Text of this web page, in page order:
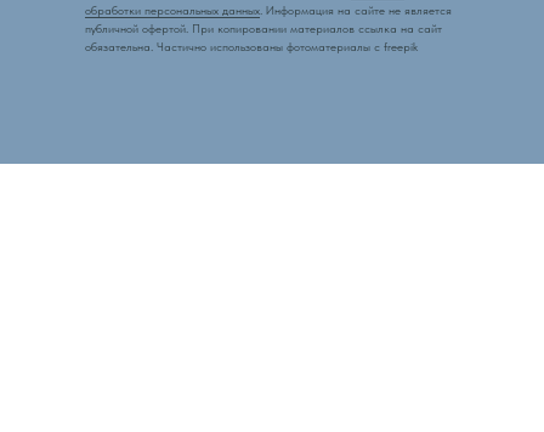
обработки персональных данных . Информация на сайте не является
публичной офертой. При копировании материалов ссылка на сайт
обязательна. Частично использованы фотоматериалы с freepik